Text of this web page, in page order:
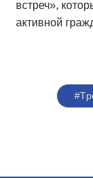
встреч»,
активной